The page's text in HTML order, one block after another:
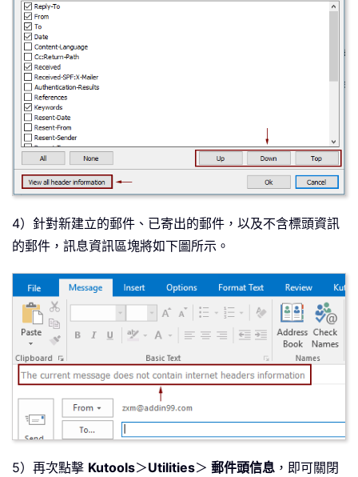
4）針對新建立的郵件、已寄出的郵件，以及不含標頭資訊
的郵件，訊息資訊區塊將如下圖所示。
5）再次點擊 Kutools＞Utilities＞ 郵件頭信息 ，即可關閉